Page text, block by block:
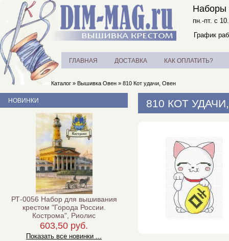
Наборы
пн.-пт. с
График
ГЛАВНАЯ ДОСТАВКА КАК ОПЛАТИТЬ?
Каталог » Вышивка Овен » 810 Кот удачи, Овен
810 КОТ
НОВИНКИ
РТ-0056 Набор для вышивания
крестом "Города России.
Кострома", Риолис
603,50 руб.
Показать все новинки ...